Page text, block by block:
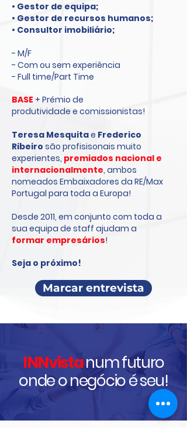
• Gestor de equipa;
• Gestor de recursos humanos;
• Consultor imobiliário;
- M/F
- Com ou sem experiência
- Full time/Part Time
BASE + Prémio de
produtividade e comissionistas!
Teresa Mesquitae Frederico
Ribeiro são profisisonais muito
experientes, premiados nacional e
internacionalmente, ambos
nomeados Embaixadores da RE/Max
Portugal para toda a Europa!
Desde 2011, em conjunto com toda a
sua equipa de staff ajudam a
formar empresários!
Seja o próximo!
Marcar entrevista
INNvistanum futuro
onde o negócio é seu!